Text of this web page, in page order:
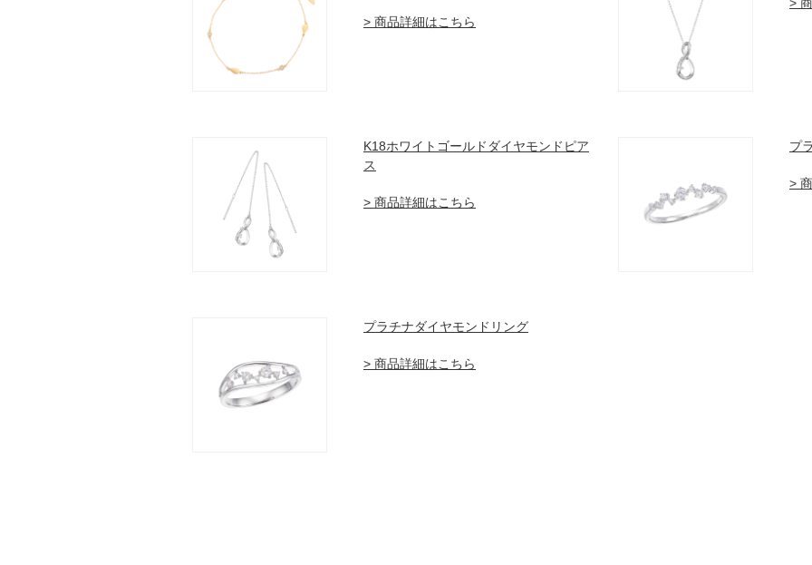
> 商品詳細はこちら
K18ホワイトゴールドダイヤモンドピア
ス
> 商品詳細はこちら
プ
>
プラチナダイヤモンドリング
> 商品詳細はこちら